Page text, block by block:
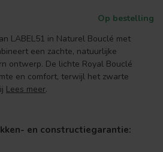
Op bestelling
LABEL51 in Naturel Bouclé met
een zachte, natuurlijke
ontwerp. De lichte Royal Bouclé
en comfort, terwijl het zwarte
Lees meer.
en constructiegarantie: